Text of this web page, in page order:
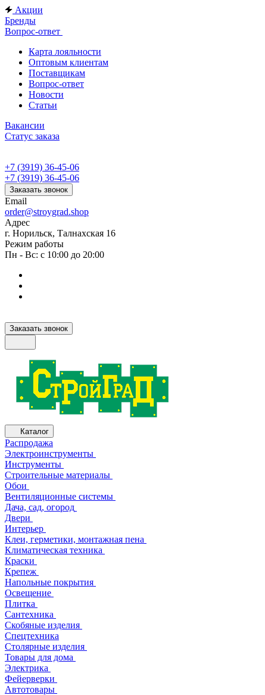
Акции
Бренды
Вопрос-ответ
Карта лояльности
Оптовым клиентам
Поставщикам
Вопрос-ответ
Новости
Статьи
Вакансии
Статус заказа
+7 (3919) 36-45-06
+7 (3919) 36-45-06
Заказать звонок
Email
order@stroygrad.shop
Адрес
г. Норильск, Талнахская 16
Режим работы
Пн - Вс: с 10:00 до 20:00
Заказать звонок
Каталог
Распродажа
Электроинструменты
Инструменты
Строительные материалы
Обои
Вентиляционные системы
Дача, сад, огород
Двери
Интерьер
Клеи, герметики, монтажная пена
Климатическая техника
Краски
Крепеж
Напольные покрытия
Освещение
Плитка
Сантехника
Скобяные изделия
Спецтехника
Столярные изделия
Товары для дома
Электрика
Фейерверки
Автотовары